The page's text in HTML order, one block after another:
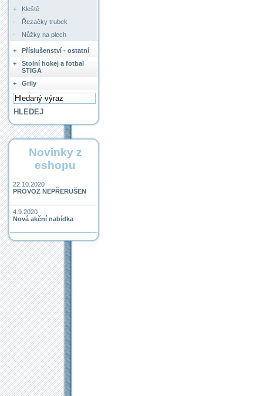
+
Kleště
-
Řezačky trubek
-
Nůžky na plech
+
Příslušenství - ostatní
+
Stolní hokej a fotbal
STIGA
+
Grily
Novinky z
eshopu
22.10.2020
PROVOZ NEPŘERUŠEN
4.9.2020
Nová akční nabídka